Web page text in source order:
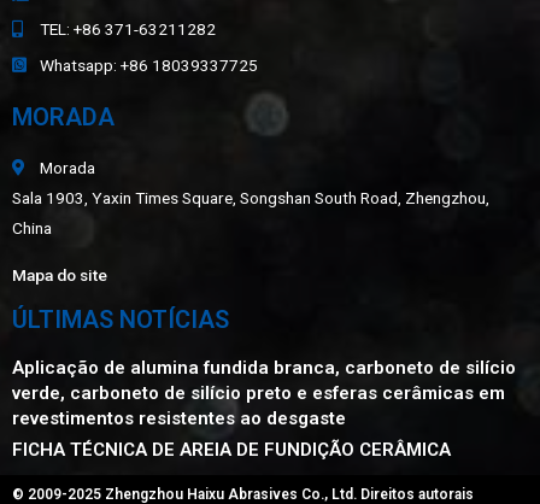
TEL: +86 371-63211282
Whatsapp: +86 18039337725
MORADA
Morada
Sala 1903, Yaxin Times Square, Songshan South Road, Zhengzhou,
China
Mapa do site
ÚLTIMAS NOTÍCIAS
Aplicação de alumina fundida branca, carboneto de silício
verde, carboneto de silício preto e esferas cerâmicas em
revestimentos resistentes ao desgaste
FICHA TÉCNICA DE AREIA DE FUNDIÇÃO CERÂMICA
© 2009-2025 Zhengzhou Haixu Abrasives Co., Ltd. Direitos autorais